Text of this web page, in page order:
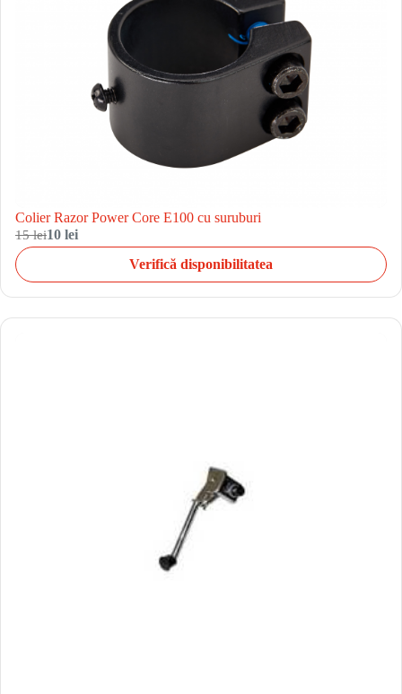
Colier Razor Power Core E100 cu suruburi
15 lei10 lei
Verifică disponibilitatea